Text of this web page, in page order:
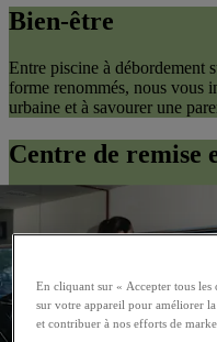
Bien-être
Entre piscine à débordement
forme renommés, nous vous
urbaine et à savourer une
Centre de remise
En cliquant sur « Accepter tous les
sur votre appareil pour améliorer
et contribuer à nos efforts de